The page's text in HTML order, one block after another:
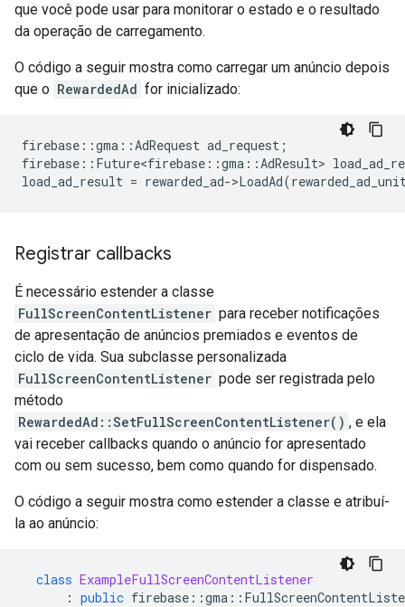
que você pode usar para monitorar o estado e o resultado
da operação de carregamento.
O código a seguir mostra como carregar um anúncio depois
que o RewardedAd for inicializado:
firebase ::gma ::AdRequest ad_request ;
firebase :: Future<firebase ::gma ::AdResult>
load_ad_result = rewarded_ad->LoadAd(
Registrar callbacks
É necessário estender a classe
FullScreenContentListener para receber notificações
de apresentação de anúncios premiados e eventos de
ciclo de vida. Sua subclasse personalizada
FullScreenContentListener pode ser registrada pelo
método
RewardedAd::SetFullScreenContentListener() , e ela
vai receber callbacks quando o anúncio for apresentado
com ou sem sucesso, bem como quando for dispensado.
O código a seguir mostra como estender a classe e atribuí-
la ao anúncio:
class ExampleFullScreenContentListener
: public firebase ::gma ::